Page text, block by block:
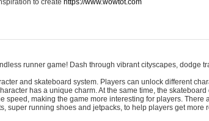
to create https://www.wowtot.com
runner game! Dash through vibrant cityscapes, dodge
and skateboard system. Players can unlock different
has a unique charm. At the same time, the
speed, making the game more interesting for players. There
super running shoes and jetpacks, to help players get more